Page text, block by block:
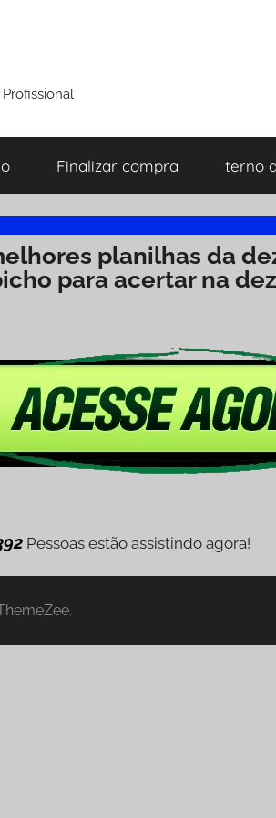
Finalizar compra terno
planilhas da
para acertar na
Pessoas estão assistindo agora!